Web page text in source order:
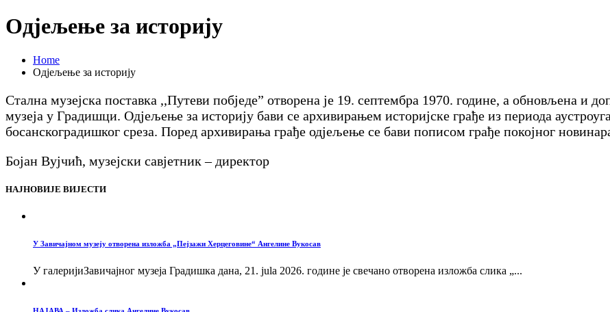
Одјељење за историју
Home
Одјељење за историју
Стална музејска поставка ,,Путеви побједе” отворена је 19. септембра 1970. године, а обновљена и
музеја у Градишци. Одјељење за историју бави се архивирањем историјске грађе из периода
босанскоградишког среза. Поред архивирања грађе одјељење се бави пописом грађе покојног
Бојан Вујчић, музејски савјетник – директор
НАЈНОВИЈЕ ВИЈЕСТИ
У Завичајном музеју отворена изложба „Пејзажи Херцеговине“ Ангелине Вукосав
У галеријиЗавичајног музеја Градишка дана, 21. jula 2026. године је свечано отворена изложба слика „...